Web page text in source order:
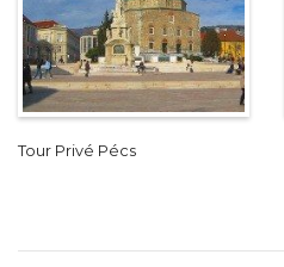
Tour Privé Pécs